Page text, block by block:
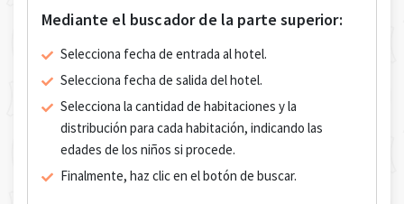
Mediante el buscador de la parte superior:
Selecciona fecha de entrada al hotel.
Selecciona fecha de salida del hotel.
Selecciona la cantidad de habitaciones y la
distribución para cada habitación, indicando las
edades de los niños si procede.
Finalmente, haz clic en el botón de buscar.